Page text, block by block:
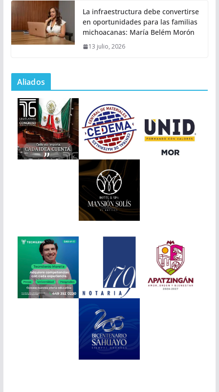
La infraestructura debe convertirse
en oportunidades para las familias
michoacanas: María Belém Morón
13 julio, 2026
Aliados